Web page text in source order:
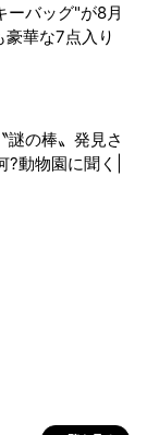
ーバッグ"が8月
華な7点入り
謎の棒〟発見さ
動物園に聞く|